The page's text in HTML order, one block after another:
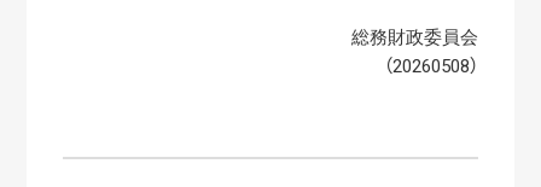
総務財政委員会
（20260508）